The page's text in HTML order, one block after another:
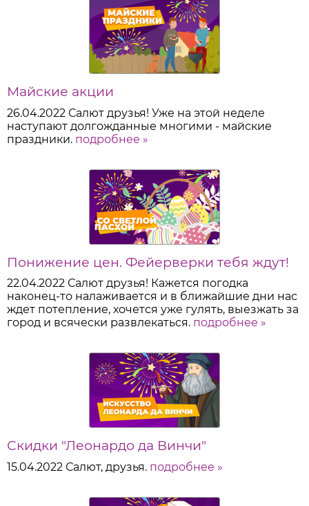
Майские акции
26.04.2022 Салют друзья! Уже на этой неделе
наступают долгожданные многими - майские
праздники. подробнее »
Понижение цен. Фейерверки тебя ждут!
22.04.2022 Салют друзья! Кажется погодка
наконец-то налаживается и в ближайшие дни нас
ждет потепление, хочется уже гулять, выезжать за
город и всячески развлекаться. подробнее »
Скидки "Леонардо да Винчи"
15.04.2022 Салют, друзья. подробнее »